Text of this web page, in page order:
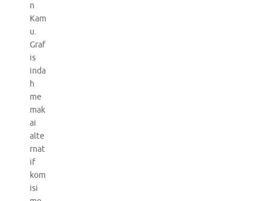
n
Kam
u.
Graf
is
inda
h
me
mak
ai
alte
rnat
if
kom
isi